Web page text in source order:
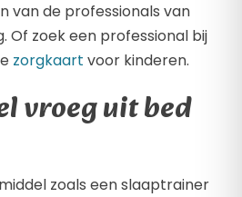
van de professionals van
Of zoek een professional bij
zorgkaart voor kinderen.
vroeg uit bed
zoals een slaaptrainer